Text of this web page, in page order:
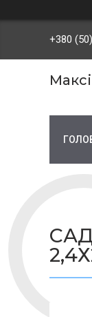
+380